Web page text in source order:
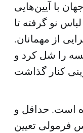
با آیین‌هایی
نو گرفته تا
از مهمانان.
را شل کرد و
ایرانی، ۴۰۲ هزار و ۵۰۰ تومان بوده است. حداقل و
در ۱۵ سال اخیر براساس فرمولی تعیین